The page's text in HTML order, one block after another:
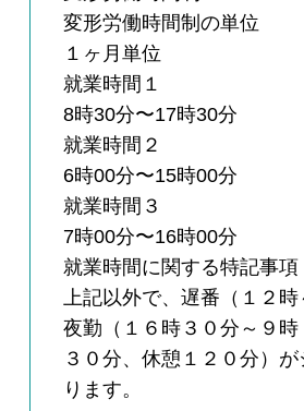
変形労働時間制の単位
１ヶ月単位
就業時間１
8時30分〜17時30分
就業時間２
6時00分〜15時00分
就業時間３
7時00分〜16時00分
就業時間に関する特記事項
上記以外で、遅番（１２時
夜勤（１６時３０分～９時
３０分、休憩１２０分）
ります。